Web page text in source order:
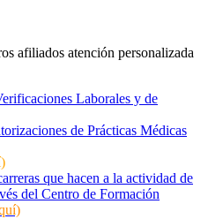
afiliados atención personalizada
Laborales y de
de Prácticas Médicas
que hacen a la actividad de
del Centro de Formación